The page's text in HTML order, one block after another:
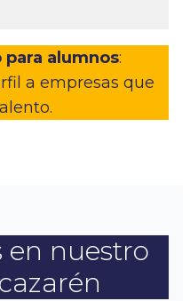
alumnos:
a empresas que
en nuestro